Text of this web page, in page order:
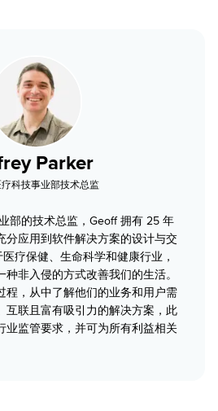
Parker
科技事业部技术总监
部的技术总监，Geoff 拥有 25 年
分应用到软件解决方案的设计与交
疗保健、生命科学和健康行业，
非入侵的方式改善我们的生活。
程，从中了解他们的业务和用户需
互联且富有吸引力的解决方案，此
业监管要求，并可为所有利益相关